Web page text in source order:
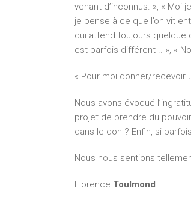
venant d’inconnus. », « Moi
je pense à ce que l’on vit
qui attend toujours quelque
est parfois différent .. », «
« Pour moi donner/recevoir
Nous avons évoqué
projet de prendre du
dans le don ? Enfin, si
Nous nous sentions
Florence Toulmond